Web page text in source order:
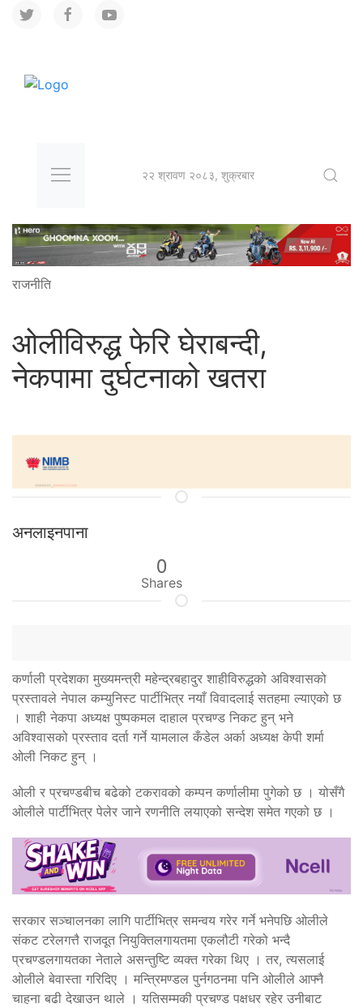
२२ श्रावण २०८३, शुक्रबार
राजनीति
ओलीविरुद्ध फेरि घेराबन्दी,
नेकपामा दुर्घटनाको खतरा
अनलाइनपाना
0
Shares
कर्णाली प्रदेशका मुख्यमन्त्री महेन्द्रबहादुर शाहीविरुद्धको अविश्वासको
प्रस्तावले नेपाल कम्युनिस्ट पार्टीभित्र नयाँ विवादलाई सतहमा ल्याएको छ
। शाही नेकपा अध्यक्ष पुष्पकमल दाहाल प्रचण्ड निकट हुन् भने
अविश्वासको प्रस्ताव दर्ता गर्ने यामलाल कँडेल अर्का अध्यक्ष केपी शर्मा
ओली निकट हुन् ।
ओली र प्रचण्डबीच बढेको टकरावको कम्पन कर्णालीमा पुगेको छ । योसँगै
ओलीले पार्टीभित्र पेलेर जाने रणनीति लयाएको सन्देश समेत गएको छ ।
सरकार सञ्चालनका लागि पार्टीभित्र समन्वय गरेर गर्ने भनेपछि ओलीले
संकट टरेलगत्तै राजदूत नियुक्तिलगायतमा एकलौटी गरेको भन्दै
प्रचण्डलगायतका नेताले असन्तुष्टि व्यक्त गरेका थिए । तर, त्यसलाई
ओलीले बेवास्ता गरिदिए । मन्त्रिमण्डल पुर्नगठनमा पनि ओलीले आफ्नै
चाहना बढी देखाउन थाले । यतिसम्मकी प्रचण्ड पक्षधर रहेर उनीबाट